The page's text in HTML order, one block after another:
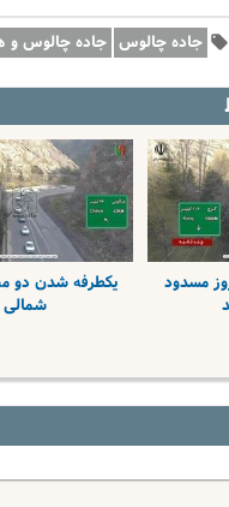
جاده چالوس جاده چالوس و
| چالوس ۲ روز مسدود
یکطرفه شدن دو
شمالی